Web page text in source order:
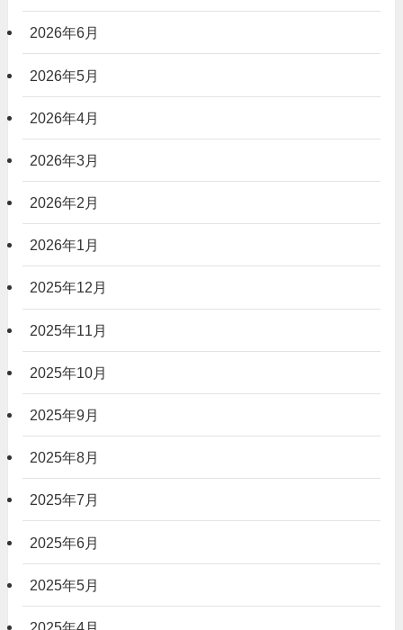
2026年6月
2026年5月
2026年4月
2026年3月
2026年2月
2026年1月
2025年12月
2025年11月
2025年10月
2025年9月
2025年8月
2025年7月
2025年6月
2025年5月